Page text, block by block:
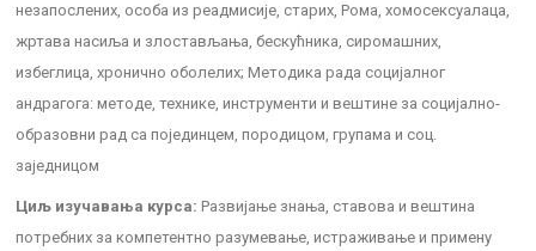
незапослених, особа из реадмисије, старих, Рома, хомосексуалаца,
жртава насиља и злостављања, бескућника, сиромашних,
избеглица, хронично оболелих; Методика рада социјалног
андрагога: методе, технике, инструменти и вештине за социјално-
образовни рад са појединцем, породицом, групама и соц.
заједницом
Циљ изучавања курса: Развијање знања, ставова и вештина
потребних за компетентно разумевање, истраживање и примену